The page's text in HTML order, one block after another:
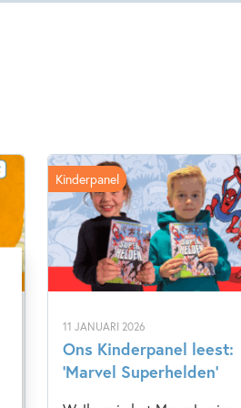
11 JANUARI 2026
Ons Kinderpanel leest:
‘Marvel Superhelden’
Kinderpanel